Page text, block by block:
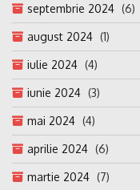
septembrie 2024 (6)
august 2024 (1)
iulie 2024 (4)
iunie 2024 (3)
mai 2024 (4)
aprilie 2024 (6)
martie 2024 (7)